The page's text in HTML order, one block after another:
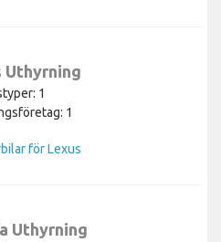
Uthyrning
1
1
för Lexus
Uthyrning